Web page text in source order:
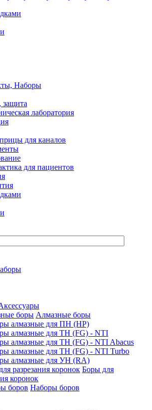
Наборы
защита
лаборатория
для каналов
для пациентов
Алмазные боры
алмазные для ПН (HP)
алмазные для ТН (FG) - NTI
алмазные для ТН (FG) - NTI Abacus
алмазные для ТН (FG) - NTI Turbo
алмазные для УН (RA)
Боры для
коронок
Наборы боров